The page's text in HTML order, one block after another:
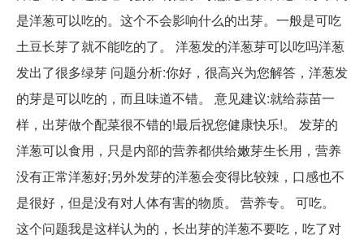
是洋葱可以吃的。这个不会影响什么的出芽。一般是可吃
土豆长芽了就不能吃的了。 洋葱发的洋葱芽可以吃吗洋葱
发出了很多绿芽 问题分析:你好，很高兴为您解答，洋葱发
的芽是可以吃的，而且味道不错。 意见建议:就给蒜苗一
样，出芽做个配菜很不错的!最后祝您健康快乐!。 发芽的
洋葱可以食用，只是内部的营养都供给嫩芽生长用，营养
没有正常洋葱好;另外发芽的洋葱会变得比较辣，口感也不
是很好，但是没有对人体有害的物质。 营养专。 可吃。
这个问题我是这样认为的，长出芽的洋葱不要吃，吃了对